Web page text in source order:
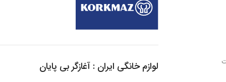
لوازم خانگی ایران : آغازگر بی پایان